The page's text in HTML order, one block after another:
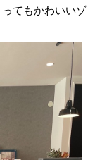
てもかわいいゾ